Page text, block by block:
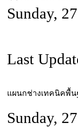
Sunday,
Last
แผนกช่างเทคนิคพื้น
Sunday,